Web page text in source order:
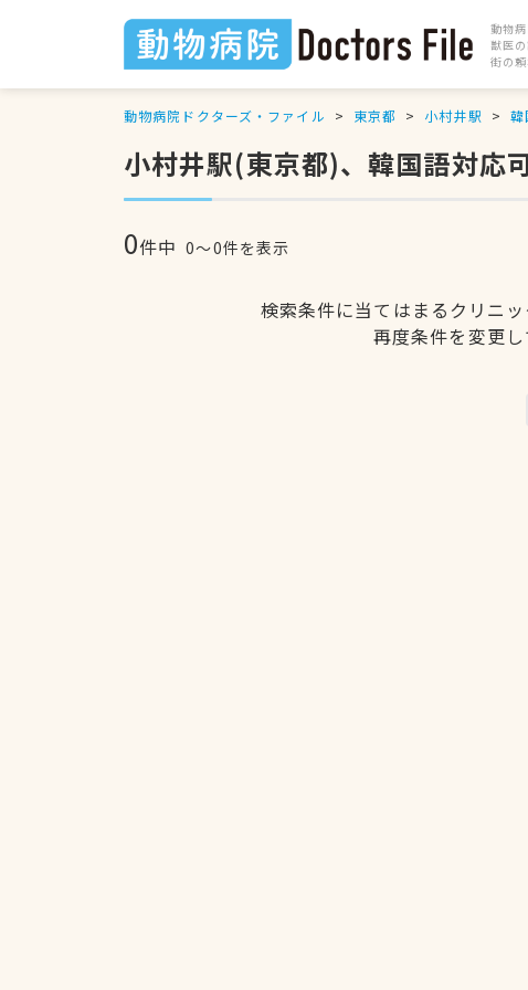
動物
獣医
街の
動物病院ドクターズ・ファイル 東京都 小村井駅 韓
小村井駅(東京都)、韓国語対応
0件中 0〜0件を表示
検索条件に当てはまるクリニ
再度条件を変更し